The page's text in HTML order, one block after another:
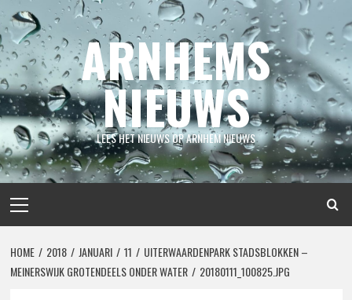
Spring
naar
inhoud
ARNHEMS
NIEUWS
LEES HET NIEUWS OP ARNHEM NIEUWS
menu
HOME 2018 JANUARI 11
UITERWAARDENPARK STADSBLOKKEN –
MEINERSWIJK GROTENDEELS ONDER WATER
20180111_100825.JPG